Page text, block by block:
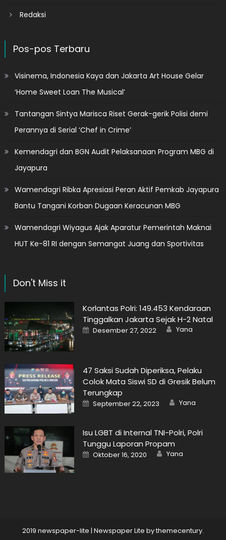
Redaksi
Pos-pos Terbaru
Visinema, Indonesia Kaya dan Jakarta Art House Gelar
‘Home Sweet Loan The Musical’
Tantangan Sintya Marisca Riset Gerak-gerik Polisi demi
Perannya di Serial ‘Chef in Crime’
Kemendagri dan BGN Audit Pelaksanaan Program MBG di
Jayapura
Wamendagri Ribka Apresiasi Peran Aktif Pemkab Jayapura
Bantu Tangani Korban Dugaan Keracunan MBG
Wamendagri Wiyagus Ajak Aparatur Pemerintah Maknai
HUT Ke-81 RI dengan Semangat Juang dan Sportivitas
Don't Miss it
Korlantas Polri: 149.453 Kendaraan
Tinggalkan Jakarta Sejak H-2 Natal
Posted
on
Desember 27, 2022 Author
Yana
47 Saksi Sudah Diperiksa, Pelaku
Colok Mata Siswi SD di Gresik Belum
Terungkap
Posted
on
September 22, 2023 Author
Yana
Isu LGBT di Internal TNI-Polri, Polri
Tunggu Laporan Propam
Posted
on
Oktober 16, 2020 Author
Yana
2019 newspaper-lite | Newspaper Lite bythemecentury.